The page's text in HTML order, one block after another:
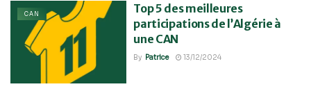
CAN
Top 5 des meilleures
participations de l’Algérie à
une CAN
By Patrice 13/12/2024